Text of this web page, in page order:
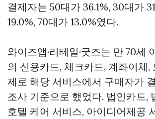
결제자는 50대가 36.1%, 30대가
19.0%, 70대가 13.0%였다.
와이즈앱·리테일·굿즈는 만 70세
의 신용카드, 체크카드, 계좌이체,
제로 해당 서비스에서 구매자가
조사 기준으로 했었다. 법인카드,
호텔 케어 서비스, 아이디어제공